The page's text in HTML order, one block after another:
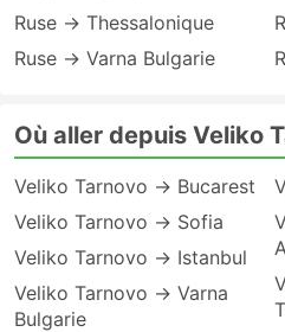
Ruse → Thessalonique
Ruse → Varna Bulgarie
Où aller depuis Veliko
Veliko Tarnovo → Bucarest
Veliko Tarnovo → Sofia
Veliko Tarnovo → Istanbul
Veliko Tarnovo → Varna
Bulgarie